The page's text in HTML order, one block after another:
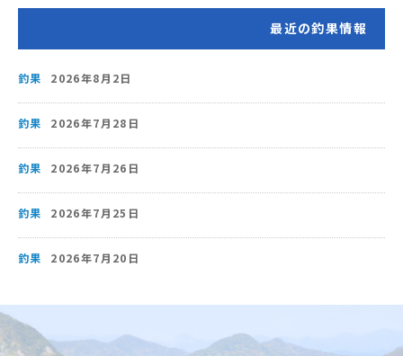
最近の釣果情報
釣果 2026年8月2日
釣果 2026年7月28日
釣果 2026年7月26日
釣果 2026年7月25日
釣果 2026年7月20日